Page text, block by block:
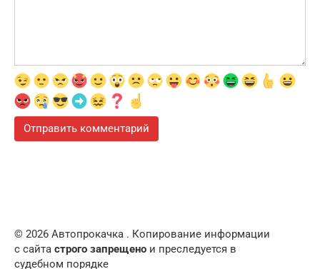
© 2026 Автопрокачка . Копирование информации
с сайта строго запрещено и преследуется в
судебном порядке